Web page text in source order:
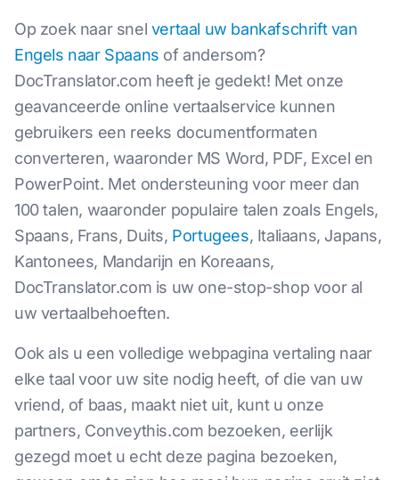
Op zoek naar snel vertaal uw bankafschrift van
Engels naar Spaans of andersom?
DocTranslator.com heeft je gedekt! Met onze
geavanceerde online vertaalservice kunnen
gebruikers een reeks documentformaten
converteren, waaronder MS Word, PDF, Excel en
PowerPoint. Met ondersteuning voor meer dan
100 talen, waaronder populaire talen zoals Engels,
Spaans, Frans, Duits, Portugees, Italiaans, Japans,
Kantonees, Mandarijn en Koreaans,
DocTranslator.com is uw one-stop-shop voor al
uw vertaalbehoeften.
Ook als u een volledige webpagina vertaling naar
elke taal voor uw site nodig heeft, of die van uw
vriend, of baas, maakt niet uit, kunt u onze
partners, Conveythis.com bezoeken, eerlijk
gezegd moet u echt deze pagina bezoeken,